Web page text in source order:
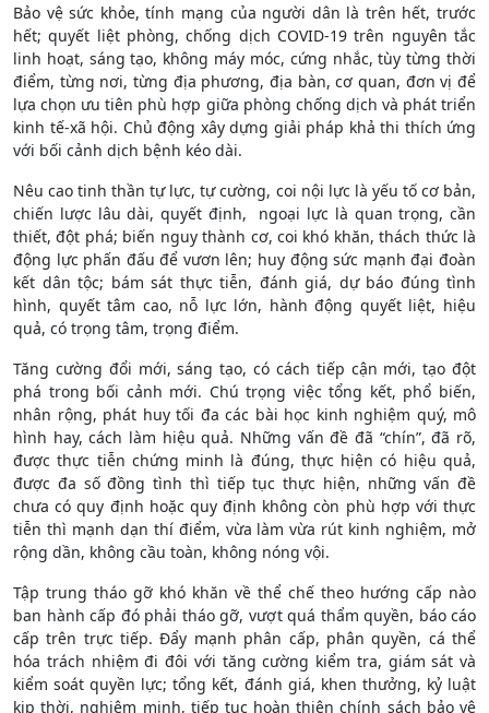
Bảo vệ sức khỏe, tính mạng của người dân là trên hết, trước
hết; quyết liệt phòng, chống dịch COVID-19 trên nguyên tắc
linh hoạt, sáng tạo, không máy móc, cứng nhắc, tùy từng thời
điểm, từng nơi, từng địa phương, địa bàn, cơ quan, đơn vị để
lựa chọn ưu tiên phù hợp giữa phòng chống dịch và phát triển
kinh tế-xã hội. Chủ động xây dựng giải pháp khả thi thích ứng
với bối cảnh dịch bệnh kéo dài.
Nêu cao tinh thần tự lực, tự cường, coi nội lực là yếu tố cơ bản,
chiến lược lâu dài, quyết định, ngoại lực là quan trọng, cần
thiết, đột phá; biến nguy thành cơ, coi khó khăn, thách thức là
động lực phấn đấu để vươn lên; huy động sức mạnh đại đoàn
kết dân tộc; bám sát thực tiễn, đánh giá, dự báo đúng tình
hình, quyết tâm cao, nỗ lực lớn, hành động quyết liệt, hiệu
quả, có trọng tâm, trọng điểm.
Tăng cường đổi mới, sáng tạo, có cách tiếp cận mới, tạo đột
phá trong bối cảnh mới. Chú trọng việc tổng kết, phổ biến,
nhân rộng, phát huy tối đa các bài học kinh nghiệm quý, mô
hình hay, cách làm hiệu quả. Những vấn đề đã “chín”, đã rõ,
được thực tiễn chứng minh là đúng, thực hiện có hiệu quả,
được đa số đồng tình thì tiếp tục thực hiện, những vấn đề
chưa có quy định hoặc quy định không còn phù hợp với thực
tiễn thì mạnh dạn thí điểm, vừa làm vừa rút kinh nghiệm, mở
rộng dần, không cầu toàn, không nóng vội.
Tập trung tháo gỡ khó khăn về thể chế theo hướng cấp nào
ban hành cấp đó phải tháo gỡ, vượt quá thẩm quyền, báo cáo
cấp trên trực tiếp. Đẩy mạnh phân cấp, phân quyền, cá thể
hóa trách nhiệm đi đôi với tăng cường kiểm tra, giám sát và
kiểm soát quyền lực; tổng kết, đánh giá, khen thưởng, kỷ luật
kịp thời, nghiêm minh, tiếp tục hoàn thiện chính sách bảo vệ